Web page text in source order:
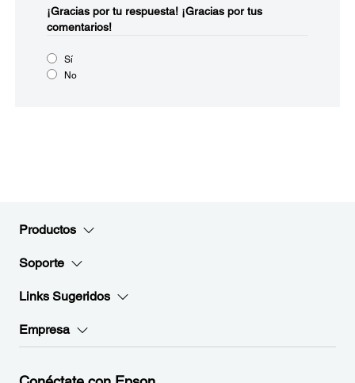
¡Gracias por tu respuesta! ¡Gracias por tus
comentarios!
Sí
No
Productos
Soporte
Links Sugeridos
Empresa